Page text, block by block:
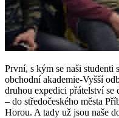
První, s kým se naši
obchodní akademie-Vyšší
druhou expedici přátelství se
– do středočeského města
Horou. A tady už jsou naše